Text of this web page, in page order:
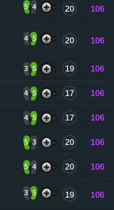
5 4 20 106
4 5 20 106
3 5 19 106
4 5 17 106
4 5 17 106
5 3 20 106
5 4 20 106
3 5 19 106